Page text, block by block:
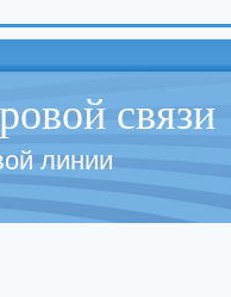
связи
линии